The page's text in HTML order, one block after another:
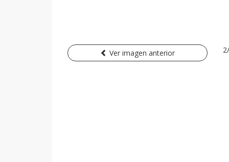
Ver imagen anterior